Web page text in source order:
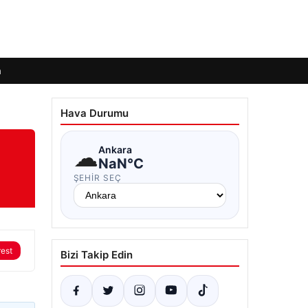
Hava Durumu
☁Ankara
NaN°C
ŞEHIR SEÇ
Bizi Takip Edin